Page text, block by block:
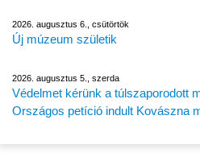
2026. augusztus 6., csütörtök
Új múzeum születik
2026. augusztus 5., szerda
Védelmet kérünk a túlszaporodott
Országos petíció indult Kovászna